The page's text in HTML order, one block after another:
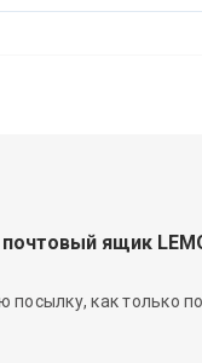
ящик
как только